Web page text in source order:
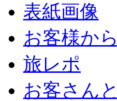
表紙画像
お客様か
旅レポ
お客さん